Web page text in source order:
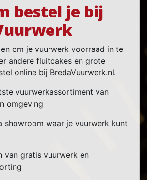
bestel je bij
om je vuurwerk voorraad in te
andere fluitcakes en grote
online bij BredaVuurwerk.nl.
vuurwerkassortiment van
omgeving
showroom waar je vuurwerk kunt
van gratis vuurwerk en